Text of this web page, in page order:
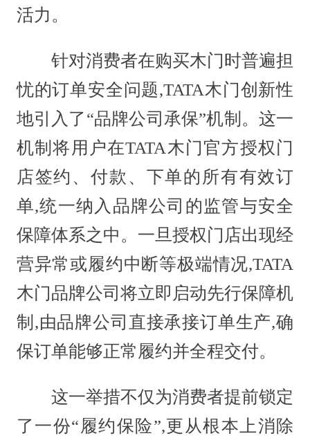
活力。
针对消费者在购买木门时普遍担
忧的订单安全问题,TATA木门创新性
地引入了“品牌公司承保”机制。这一
机制将用户在TATA木门官方授权门
店签约、付款、下单的所有有效订
单,统一纳入品牌公司的监管与安全
保障体系之中。一旦授权门店出现经
营异常或履约中断等极端情况,TATA
木门品牌公司将立即启动先行保障机
制,由品牌公司直接承接订单生产,确
保订单能够正常履约并全程交付。
这一举措不仅为消费者提前锁定
了一份“履约保险”,更从根本上消除